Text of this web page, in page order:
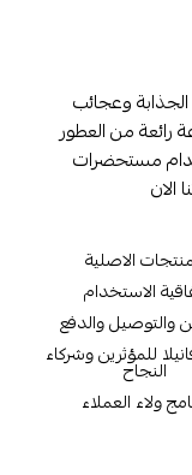
الجذابة وعجائب
رائعة من العطور
مستحضرات
الان
الاصلية
الاستخدام
والتوصيل والدفع
للمؤثرين وشركاء
النجاح
ولاء العملاء